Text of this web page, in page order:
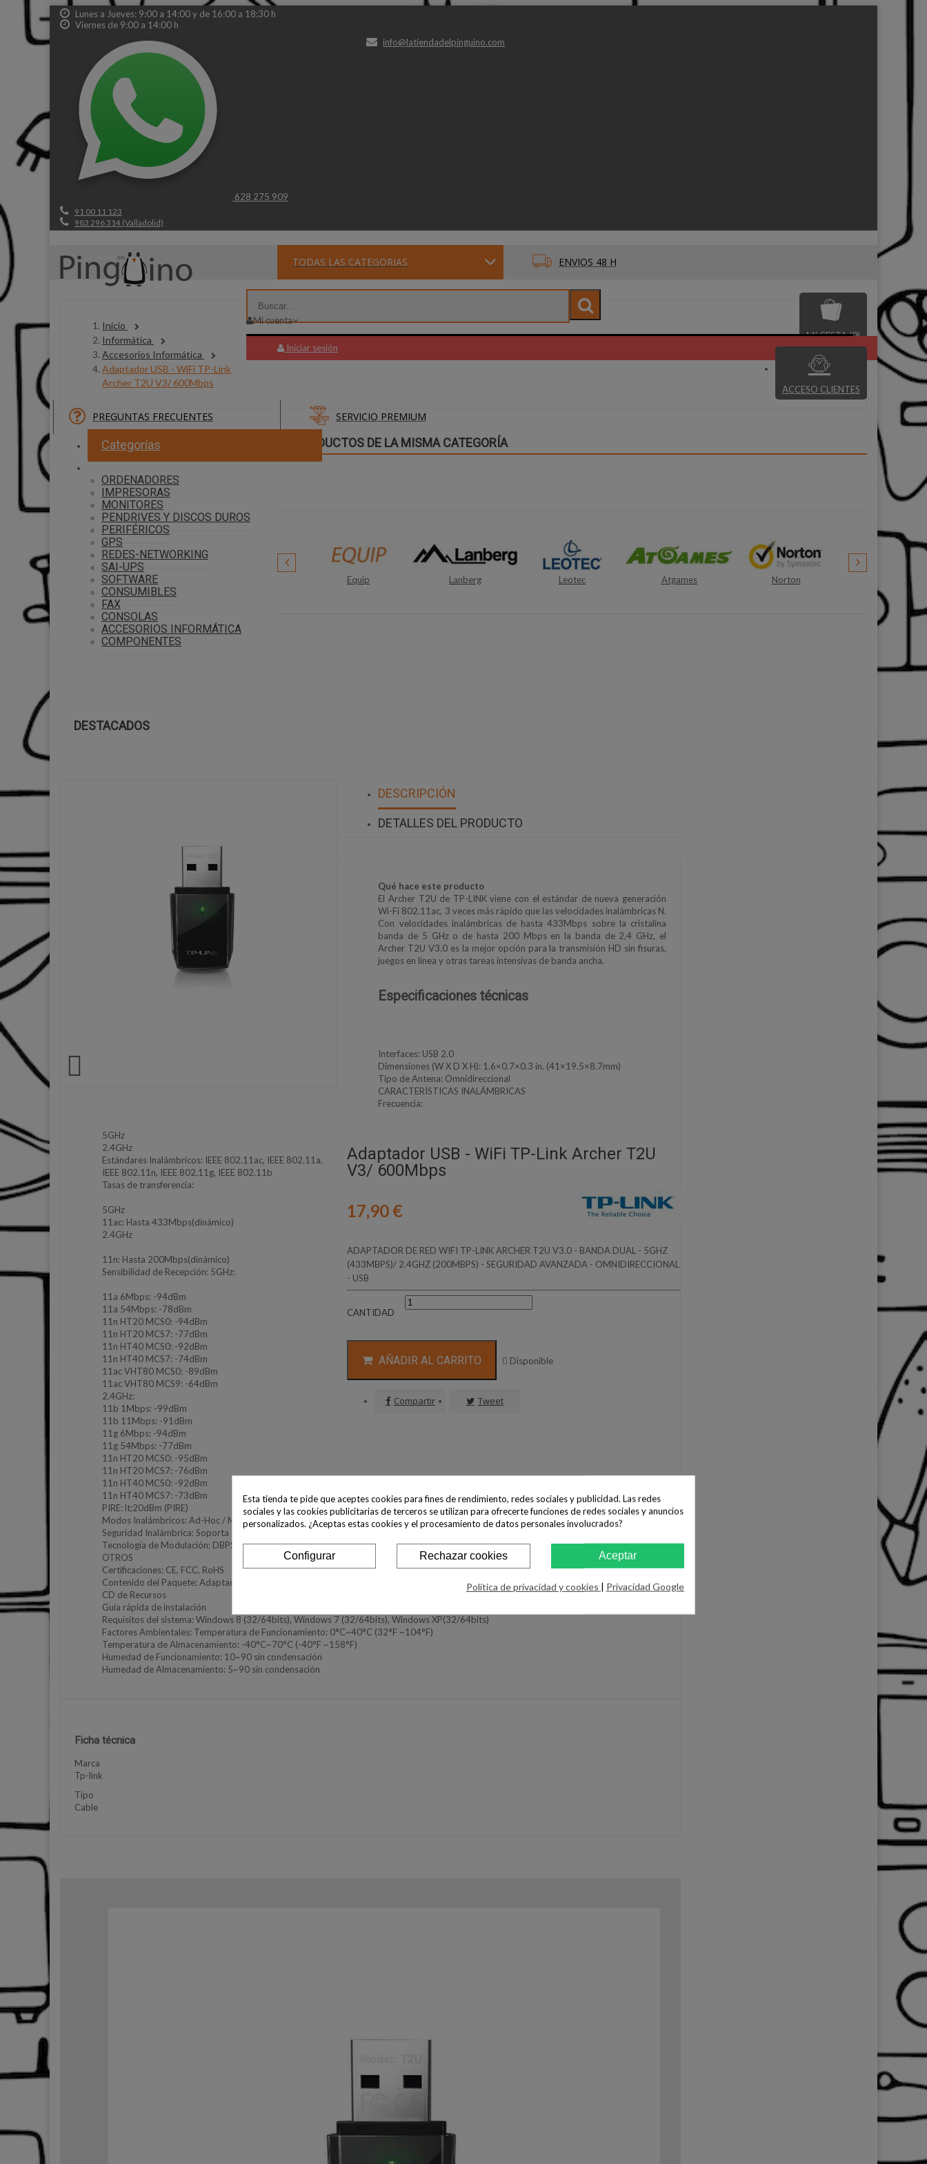
Lunes a Jueves: 9:00 a 14:00 y de 16:00 a 18:30 h
Viernes de 9:00 a 14:00 h
info@latiendadelpinguino.com
628 275 909
91 00 11 123
983 296 314 (Valladolid)
MI CESTA (0)
Mi cuenta
Iniciar sesión
ACCESO CLIENTES
TODAS LAS CATEGORIAS ENVIOS 48 H
PREGUNTAS FRECUENTES SERVICIO PREMIUM
Inicio
Informática
Accesorios Informática
Adaptador USB - WiFi TP-Link
Archer T2U V3/ 600Mbps
Categorías
ORDENADORES
IMPRESORAS
MONITORES
PENDRIVES Y DISCOS DUROS
PERIFÉRICOS
GPS
REDES-NETWORKING
SAI-UPS
SOFTWARE
CONSUMIBLES
FAX
CONSOLAS
ACCESORIOS INFORMÁTICA
COMPONENTES
DESTACADOS

Adaptador USB - WiFi TP-Link Archer T2U
V3/ 600Mbps
17,90 €
ADAPTADOR DE RED WIFI TP-LINK ARCHER T2U V3.0 - BANDA DUAL - 5GHZ
(433MBPS)/ 2.4GHZ (200MBPS) - SEGURIDAD AVANZADA - OMNIDIRECCIONAL
- USB
CANTIDAD
AÑADIR AL CARRITO  Disponible
Compartir Tweet
DESCRIPCIÓN
DETALLES DEL PRODUCTO
Qué hace este producto
El Archer T2U de TP-LINK viene con el estándar de nueva generación
Wi-Fi 802.11ac, 3 veces más rápido que las velocidades inalámbricas N.
Con velocidades inalámbricas de hasta 433Mbps sobre la cristalina
banda de 5 GHz o de hasta 200 Mbps en la banda de 2,4 GHz, el
Archer T2U V3.0 es la mejor opción para la transmisión HD sin fisuras,
juegos en línea y otras tareas intensivas de banda ancha.
Especificaciones técnicas
Interfaces: USB 2.0
Dimensiones (W X D X H): 1.6×0.7×0.3 in. (41×19.5×8.7mm)
Tipo de Antena: Omnidireccional
CARACTERÍSTICAS INALÁMBRICAS
Frecuencia:
5GHz
2.4GHz
Estándares Inalámbricos: IEEE 802.11ac, IEEE 802.11a,
IEEE 802.11n, IEEE 802.11g, IEEE 802.11b
Tasas de transferencia:
5GHz
11ac: Hasta 433Mbps(dinámico)
2.4GHz
11n: Hasta 200Mbps(dinámico)
Sensibilidad de Recepción: 5GHz:
11a 6Mbps: -94dBm
11a 54Mbps: -78dBm
11n HT20 MCS0: -94dBm
11n HT20 MCS7: -77dBm
11n HT40 MCS0: -92dBm
11n HT40 MCS7: -74dBm
11ac VHT80 MCS0: -89dBm
11ac VHT80 MCS9: -64dBm
2.4GHz:
11b 1Mbps: -99dBm
11b 11Mbps: -91dBm
11g 6Mbps: -94dBm
11g 54Mbps: -77dBm
11n HT20 MCS0: -95dBm
11n HT20 MCS7: -76dBm
11n HT40 MCS0: -92dBm
11n HT40 MCS7: -73dBm
PIRE: lt;20dBm (PIRE)
Modos Inalámbricos: Ad-Hoc / Modo infraestructura
Seguridad Inalámbrica: Soporta encriptación WEP 64/128 bit, WPA-PSK/WPA2-PSK, 802.1x
Tecnología de Modulación: DBPSK, DQPSK, CCK, OFDM, 16-QAM, 64-QAM, 256-QAM
OTROS
Certificaciones: CE, FCC, RoHS
Contenido del Paquete: Adaptador inalámbrico Archer T2U
CD de Recursos
Guía rápida de instalación
Requisitos del sistema: Windows 8 (32/64bits), Windows 7 (32/64bits), Windows XP(32/64bits)
Factores Ambientales: Temperatura de Funcionamiento: 0°C~40°C (32°F ~104°F)
Temperatura de Almacenamiento: -40°C~70°C (-40°F ~158°F)
Humedad de Funcionamiento: 10~90 sin condensación
Humedad de Almacenamiento: 5~90 sin condensación
Ficha técnica
Marca
Tp-link
Tipo
Cable
30 PRODUCTOS DE LA MISMA CATEGORÍA
Lanberg Leotec Atgames Norton Zephir
Esta tienda te pide que aceptes cookies para fines de rendimiento, redes sociales y publicidad. Las redes
sociales y las cookies publicitarias de terceros se utilizan para ofrecerte funciones de redes sociales y anuncios
personalizados. ¿Aceptas estas cookies y el procesamiento de datos personales involucrados?
Aceptar
Rechazar cookies
Configurar
Política de privacidad y cookies | Privacidad Google